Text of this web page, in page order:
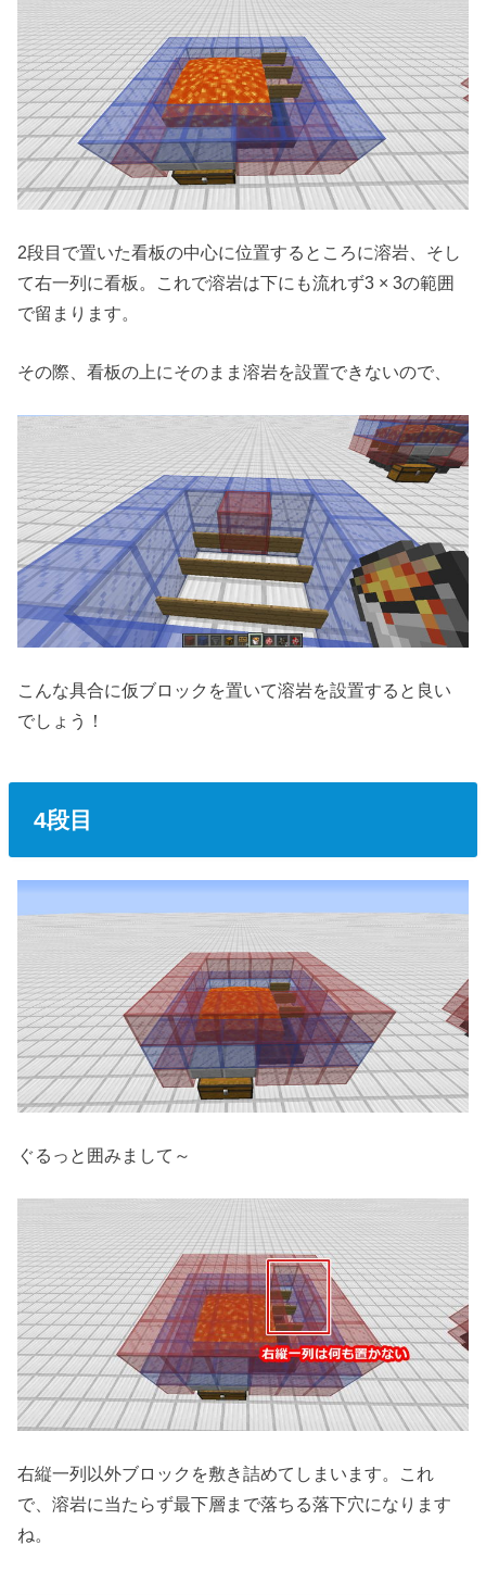
2段目で置いた看板の中心に位置するところに溶岩、そし
て右一列に看板。これで溶岩は下にも流れず3 × 3の範囲
で留まります。
その際、看板の上にそのまま溶岩を設置できないので、
こんな具合に仮ブロックを置いて溶岩を設置すると良い
でしょう！
4段目
ぐるっと囲みまして～
右縦一列以外ブロックを敷き詰めてしまいます。これ
で、溶岩に当たらず最下層まで落ちる落下穴になります
ね。